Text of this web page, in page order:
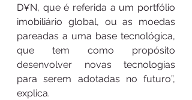
D¥N, que é referida a um portfólio
imobiliário global, ou as moedas
pareadas a uma base tecnológica,
que tem como propósito
desenvolver novas tecnologias
para serem adotadas no futuro”,
explica.